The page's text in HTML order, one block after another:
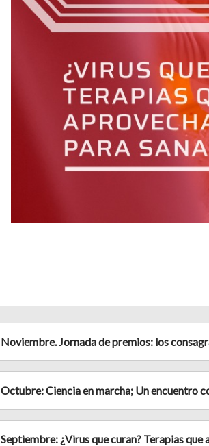
Noviembre. Jornada de premios: los
Octubre: Ciencia en marcha; Un encuentro
Septiembre: ¿Virus que curan? Terapias que